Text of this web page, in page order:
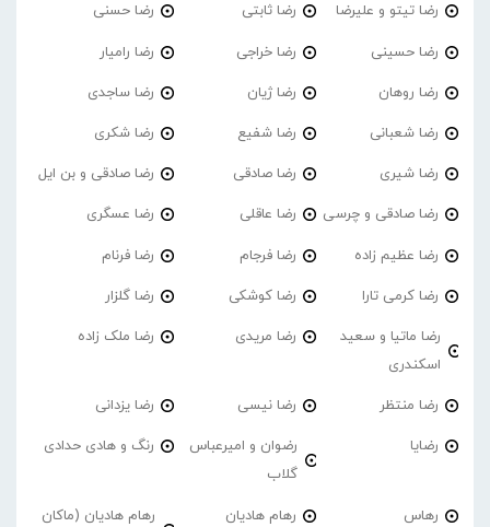
رضا تیتو و علیرضا رضا ثابتی رضا حسنی
رضا حسینی رضا خراجی رضا رامیار
رضا روهان رضا ژیان رضا ساجدی
رضا شعبانی رضا شفیع رضا شکری
رضا شیری رضا صادقی رضا صادقی و بن ایل
رضا صادقی و چرسی رضا عاقلی رضا عسگری
رضا عظیم زاده رضا فرجام رضا فرنام
رضا کرمی تارا رضا کوشکی رضا گلزار
رضا ماتیا و سعید
اسکندری
رضا مریدی رضا ملک زاده
رضا منتظر رضا نیسی رضا یزدانی
رضایا
رضوان و امیرعباس
گلاب
رنگ و هادی حدادی
رهاس رهام هادیان
رهام هادیان (ماکان